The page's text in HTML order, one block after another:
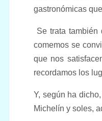
gastronómicas
Se trata también
comemos se
que nos
recordamos los
Y, según ha
Michelín y soles,